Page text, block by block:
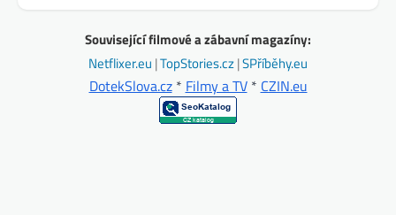
Související filmové a zábavní magazíny:
Netflixer.eu |TopStories.cz|SPříběhy.eu
DotekSlova.cz* Filmy a TV* CZIN.eu